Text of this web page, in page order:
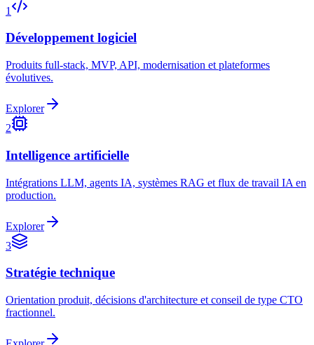
1
Développement logiciel
Produits full-stack, MVP, API, modernisation et plateformes
évolutives.
Explorer
2
Intelligence artificielle
Intégrations LLM, agents IA, systèmes RAG et flux de travail IA en
production.
Explorer
3
Stratégie technique
Orientation produit, décisions d'architecture et conseil de type CTO
fractionnel.